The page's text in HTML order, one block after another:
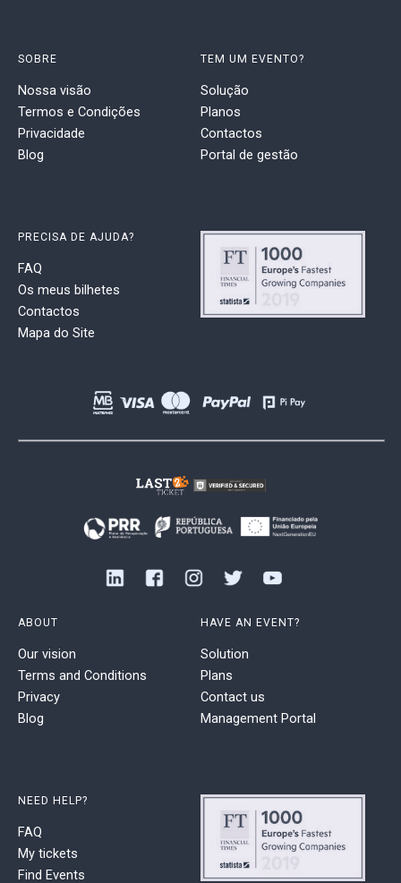
SOBRE
Nossa visão
Termos e Condições
Privacidade
Blog
TEM UM EVENTO?
Solução
Planos
Contactos
Portal de gestão
PRECISA DE AJUDA?
FAQ
Os meus bilhetes
Contactos
Mapa do Site
ABOUT
Our vision
Terms and Conditions
Privacy
Blog
HAVE AN EVENT?
Solution
Plans
Contact us
Management Portal
NEED HELP?
FAQ
My tickets
Find Events